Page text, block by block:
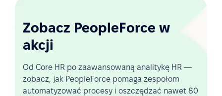
Zobacz PeopleForce w
akcji
Od Core HR po zaawansowaną analitykę HR —
zobacz, jak PeopleForce pomaga zespołom
automatyzować procesy i oszczędzać nawet 80